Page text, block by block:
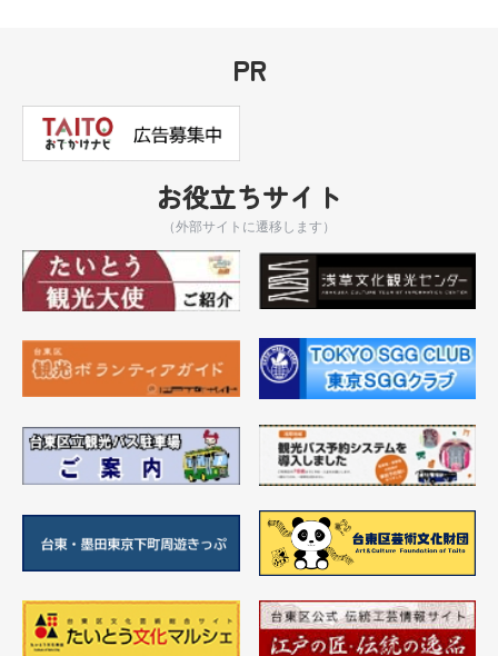
PR
お役立ちサイト
（外部サイトに遷移します）